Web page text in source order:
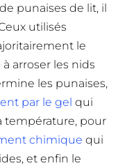
punaises de lit, il
utilisés
le
arroser les nids
les punaises,
par le gel qui
température, pour
chimique qui
et enfin le